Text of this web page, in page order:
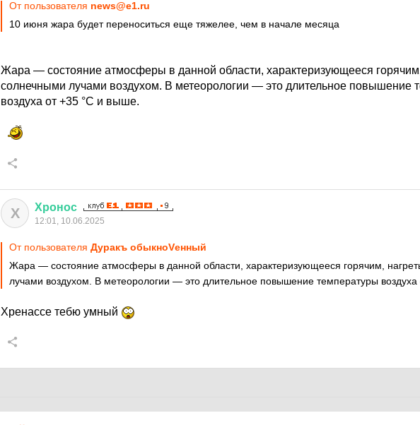
От пользователя news@e1.ru
10 июня жара будет переноситься еще тяжелее, чем в начале месяца
Жара — состояние атмосферы в данной области, характеризующееся
солнечными лучами воздухом. В метеорологии — это длительное повышение
воздуха от +35 °C и выше.
Х Хронос
12:01, 10.06.2025
От пользователя Дуракъ обыкноVенный
Жара — состояние атмосферы в данной области, характеризующееся горячим,
лучами воздухом. В метеорологии — это длительное повышение температуры воздуха
Хренассе тебю умный